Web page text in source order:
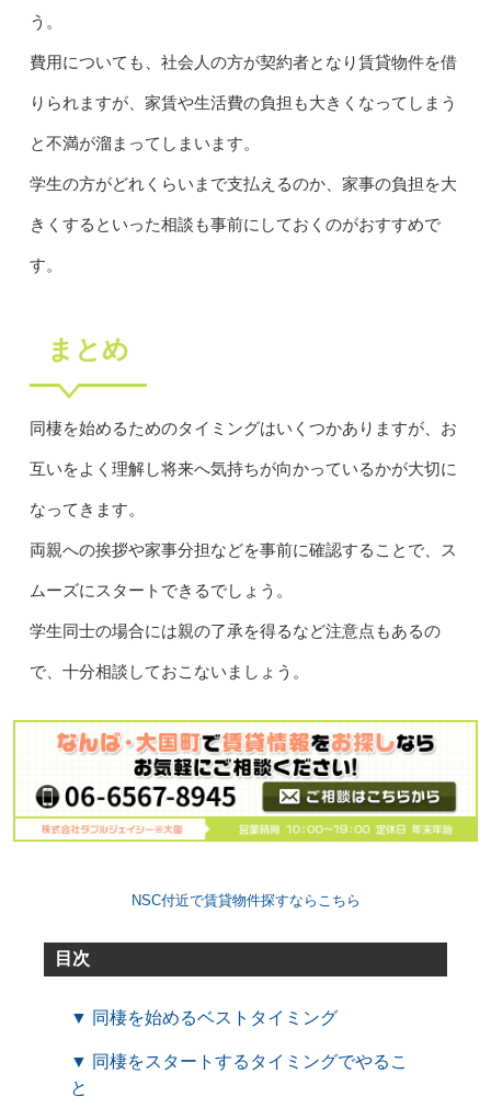
う。
費用についても、社会人の方が契約者となり賃貸物件を借
りられますが、家賃や生活費の負担も大きくなってしまう
と不満が溜まってしまいます。
学生の方がどれくらいまで支払えるのか、家事の負担を大
きくするといった相談も事前にしておくのがおすすめで
す。
まとめ
同棲を始めるためのタイミングはいくつかありますが、お
互いをよく理解し将来へ気持ちが向かっているかが大切に
なってきます。
両親への挨拶や家事分担などを事前に確認することで、ス
ムーズにスタートできるでしょう。
学生同士の場合には親の了承を得るなど注意点もあるの
で、十分相談しておこないましょう。
NSC付近で賃貸物件探すならこちら
目次
▼ 同棲を始めるベストタイミング
▼ 同棲をスタートするタイミングでやるこ
と